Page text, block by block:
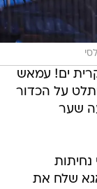
קרית ים! עמאש
על הכדור
שער
נחיתות
שלח את